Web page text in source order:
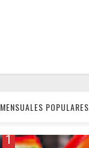
MENSUALES POPULARES
1